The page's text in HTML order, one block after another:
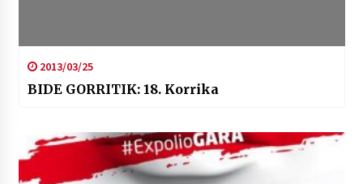
2013/03/25
BIDE GORRITIK: 18. Korrika